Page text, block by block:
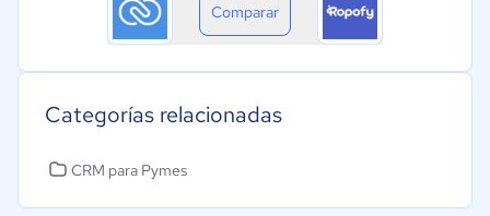
Comparar
Categorías relacionadas
CRM para Pymes